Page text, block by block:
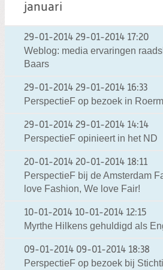
januari
29-01-2014 29-01-2014 17:20
Weblog: media ervaringen
Baars
29-01-2014 29-01-2014 16:33
PerspectieF op bezoek in
29-01-2014 29-01-2014 14:14
PerspectieF opinieert in het ND
20-01-2014 20-01-2014 18:11
PerspectieF bij de Amsterdam
love Fashion, We love Fair!
10-01-2014 10-01-2014 12:15
Myrthe Hilkens gehuldigd als
09-01-2014 09-01-2014 18:38
PerspectieF op bezoek bij